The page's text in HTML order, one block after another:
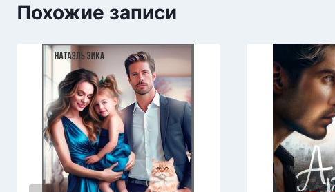
Похожие записи